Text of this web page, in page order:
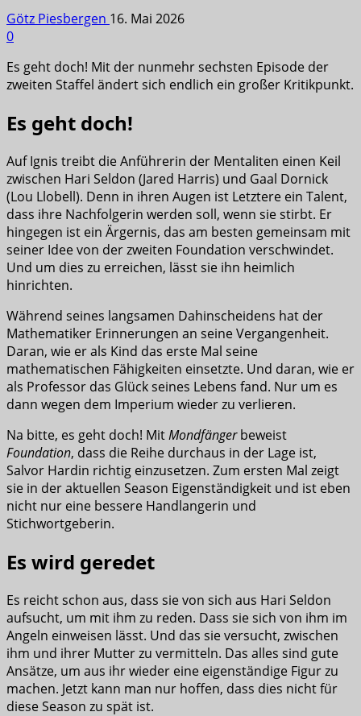
Götz Piesbergen 16. Mai 2026
0
Es geht doch! Mit der nunmehr sechsten Episode der
zweiten Staffel ändert sich endlich ein großer Kritikpunkt.
Es geht doch!
Auf Ignis treibt die Anführerin der Mentaliten einen Keil
zwischen Hari Seldon (Jared Harris) und Gaal Dornick
(Lou Llobell). Denn in ihren Augen ist Letztere ein Talent,
dass ihre Nachfolgerin werden soll, wenn sie stirbt. Er
hingegen ist ein Ärgernis, das am besten gemeinsam mit
seiner Idee von der zweiten Foundation verschwindet.
Und um dies zu erreichen, lässt sie ihn heimlich
hinrichten.
Während seines langsamen Dahinscheidens hat der
Mathematiker Erinnerungen an seine Vergangenheit.
Daran, wie er als Kind das erste Mal seine
mathematischen Fähigkeiten einsetzte. Und daran, wie er
als Professor das Glück seines Lebens fand. Nur um es
dann wegen dem Imperium wieder zu verlieren.
Na bitte, es geht doch! MitMondfängerbeweist
Foundation, dass die Reihe durchaus in der Lage ist,
Salvor Hardin richtig einzusetzen. Zum ersten Mal zeigt
sie in der aktuellen Season Eigenständigkeit und ist eben
nicht nur eine bessere Handlangerin und
Stichwortgeberin.
Es wird geredet
Es reicht schon aus, dass sie von sich aus Hari Seldon
aufsucht, um mit ihm zu reden. Dass sie sich von ihm im
Angeln einweisen lässt. Und das sie versucht, zwischen
ihm und ihrer Mutter zu vermitteln. Das alles sind gute
Ansätze, um aus ihr wieder eine eigenständige Figur zu
machen. Jetzt kann man nur hoffen, dass dies nicht für
diese Season zu spät ist.